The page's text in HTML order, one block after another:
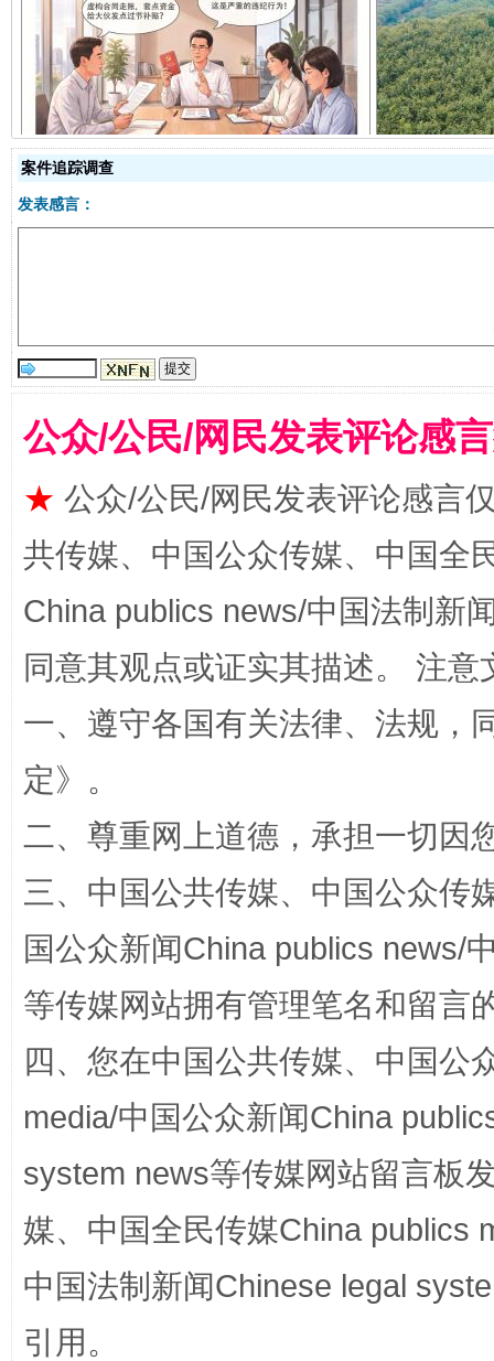
揭开“小金库”的免责幌子
受贿1.44亿！段成刚被判无期
全民健身五年计划来了！等你上场
阿坝州三大球赛在茂县开幕 规模
国家大学科技园优化重塑工作
案件追踪调查
发表感言：
公众/公民/网民发表评论感
★ 公众/公民/网民发表评论感言
共传媒、中国公众传媒、中国全
China publics news/中国法制新
同意其观点或证实其描述。 注
一、遵守各国有关法律、法规，
定》。
二、尊重网上道德，承担一切因
三、中国公共传媒、中国公众传
国公众新闻China publics news/
等传媒网站拥有管理笔名和留言
四、您在中国公共传媒、中国公
media/中国公众新闻China
system news等传媒网站留言板
媒、中国全民传媒China publics
中国法制新闻Chinese legal
引用。